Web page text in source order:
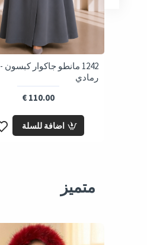
1242 مانطو جاكوار كبسون -
رمادي
110.00 €
اضافة للسلة
متميز